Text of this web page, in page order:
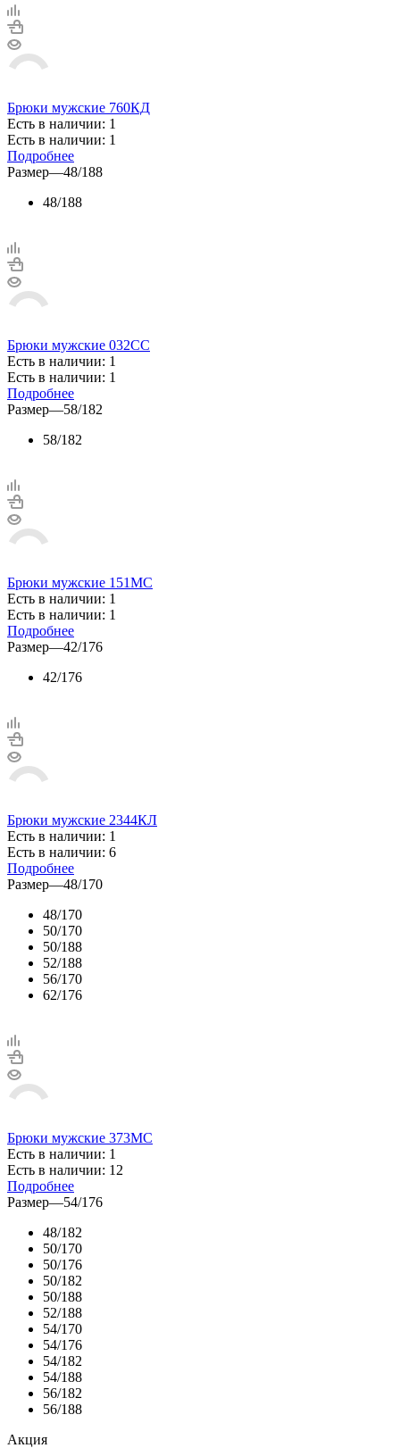
Брюки мужские 760КД
Есть в наличии: 1
Есть в наличии: 1
Подробнее
Размер—48/188
48/188
Брюки мужские 032СС
Есть в наличии: 1
Есть в наличии: 1
Подробнее
Размер—58/182
58/182
Брюки мужские 151МС
Есть в наличии: 1
Есть в наличии: 1
Подробнее
Размер—42/176
42/176
Брюки мужские 2344КЛ
Есть в наличии: 1
Есть в наличии: 6
Подробнее
Размер—48/170
48/170
50/170
50/188
52/188
56/170
62/176
Брюки мужские 373МС
Есть в наличии: 1
Есть в наличии: 12
Подробнее
Размер—54/176
48/182
50/170
50/176
50/182
50/188
52/188
54/170
54/176
54/182
54/188
56/182
56/188
Акция